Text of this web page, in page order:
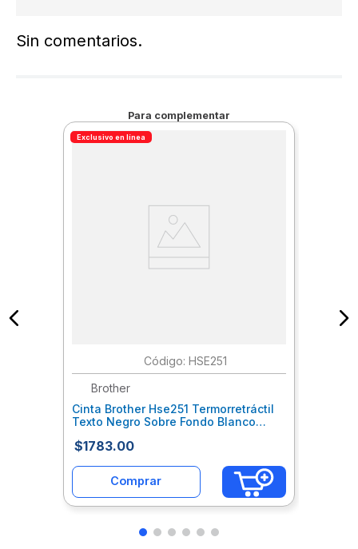
Sin comentarios.
Para complementar
Exclusivo en línea
: HSE251
Brother
Cinta Brother Hse251 Termorretráctil
Texto Negro Sobre Fondo Blanco
$1783.00
Comprar